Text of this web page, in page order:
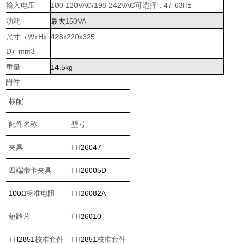
输入电压
100-120VAC/198-242VAC可选择，47-63Hz
功耗
最大150VA
尺寸（WxHx
D） mm3
428x220x325
重量
14.5kg
附件
标配
配件名称 型号
夹具 TH26047
四端带卡夹具 TH26005D
100Ω标准电阻 TH26082A
短路片 TH26010
TH2851校准套件 TH2851校准套件